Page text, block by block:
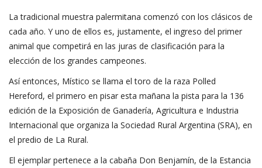
La tradicional muestra palermitana comenzó con los clásicos de
cada año. Y uno de ellos es, justamente, el ingreso del primer
animal que competirá en las juras de clasificación para la
elección de los grandes campeones.
Así entonces, Místico se llama el toro de la raza Polled
Hereford, el primero en pisar esta mañana la pista para la 136
edición de la Exposición de Ganadería, Agricultura e Industria
Internacional que organiza la Sociedad Rural Argentina (SRA), en
el predio de La Rural.
El ejemplar pertenece a la cabaña Don Benjamín, de la Estancia